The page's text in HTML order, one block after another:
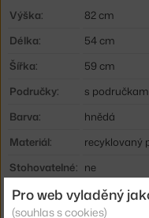
Výška:
82 cm
Délka:
54 cm
Šířka:
59 cm
Područky:
s
Barva:
hnědá
Materiál:
recyklovaný
Stohovatelné: ne
Sedák:
plast
Pro web vyladěný
(souhlas s cookies)